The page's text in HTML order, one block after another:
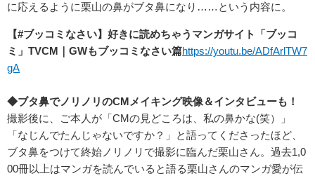
に応えるように栗山の鼻がブタ鼻になり……という内容に。
【#ブッコミなさい】好きに読めちゃうマンガサイト「ブッコ
ミ」TVCM｜GWもブッコミなさい篇https://youtu.be/ADfArlTW7
gA
◆ブタ鼻でノリノリのCMメイキング映像＆インタビューも！
撮影後に、ご本人が「CMの見どころは、私の鼻かな(笑）」
「なじんでたんじゃないですか？」と語ってくださったほど、
ブタ鼻をつけて終始ノリノリで撮影に臨んだ栗山さん。過去1,0
00冊以上はマンガを読んでいると語る栗山さんのマンガ愛が伝